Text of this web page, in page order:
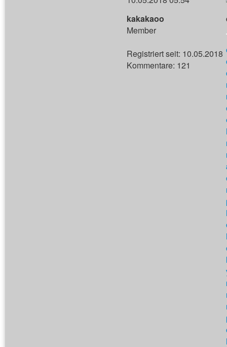
kakakaoo
Member
Registriert seit: 10.05.2018
Kommentare: 121